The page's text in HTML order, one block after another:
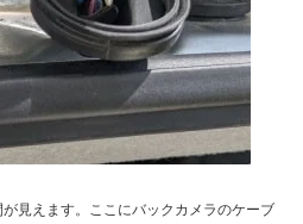
見えます。ここにバックカメラのケーブ